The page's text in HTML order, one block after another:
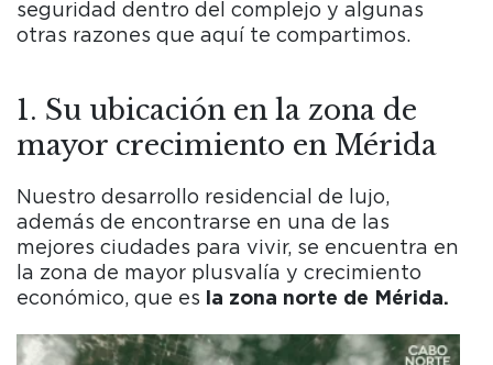
seguridad dentro del complejo y algunas
otras razones que aquí te compartimos.
1. Su ubicación en la zona de
mayor crecimiento en Mérida
Nuestro desarrollo residencial de lujo,
además de encontrarse en una de las
mejores ciudades para vivir, se encuentra en
la zona de mayor plusvalía y crecimiento
económico, que es
la zona norte de Mérida.